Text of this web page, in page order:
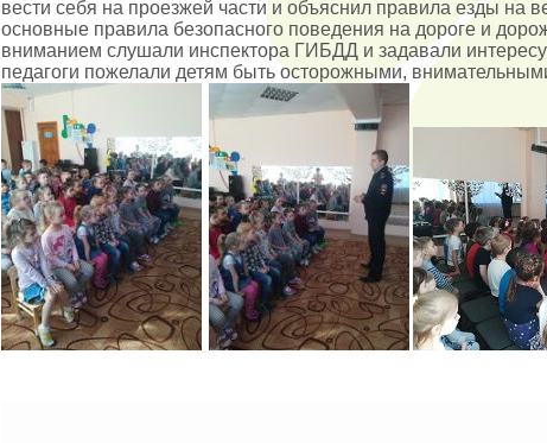
вести себя на проезжей части и объяснил правила езды на
основные правила безопасного поведения на дороге и
вниманием слушали инспектора ГИБДД и задавали
педагоги пожелали детям быть осторожными,